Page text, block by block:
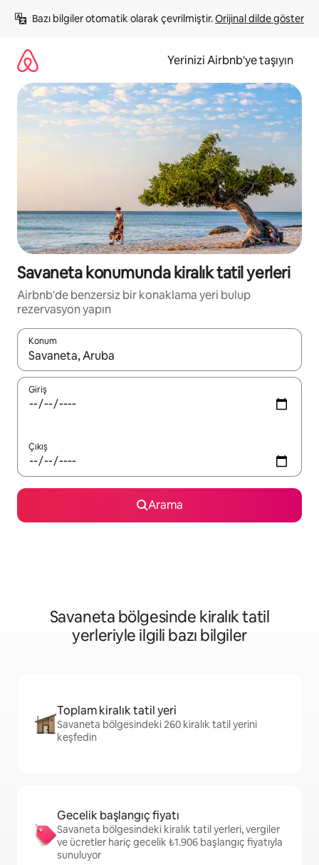
atla
Bazı bilgiler otomatik olarak çevrilmiştir. Orijinal dilde göster
Yerinizi Airbnb'ye taşıyın
Savaneta konumunda kiralık tatil yerleri
Airbnb'de benzersiz bir konaklama yeri bulup
rezervasyon yapın
Konum
Sonuçlar kullanılabilir olduğunda yukarı ve aşağı oklarıyla
Giriş
Çıkış
Arama
Savaneta bölgesinde kiralık tatil
yerleriyle ilgili bazı bilgiler
Toplam kiralık tatil yeri
Savaneta bölgesindeki 260 kiralık tatil yerini
keşfedin
Gecelik başlangıç fiyatı
Savaneta bölgesindeki kiralık tatil yerleri, vergiler
ve ücretler hariç gecelik ₺1.906 başlangıç fiyatıyla
sunuluyor